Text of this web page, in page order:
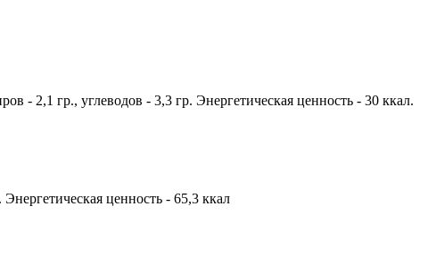
- 2,1 гр., углеводов - 3,3 гр. Энергетическая ценность - 30 ккал.
ценность - 65,3 ккал